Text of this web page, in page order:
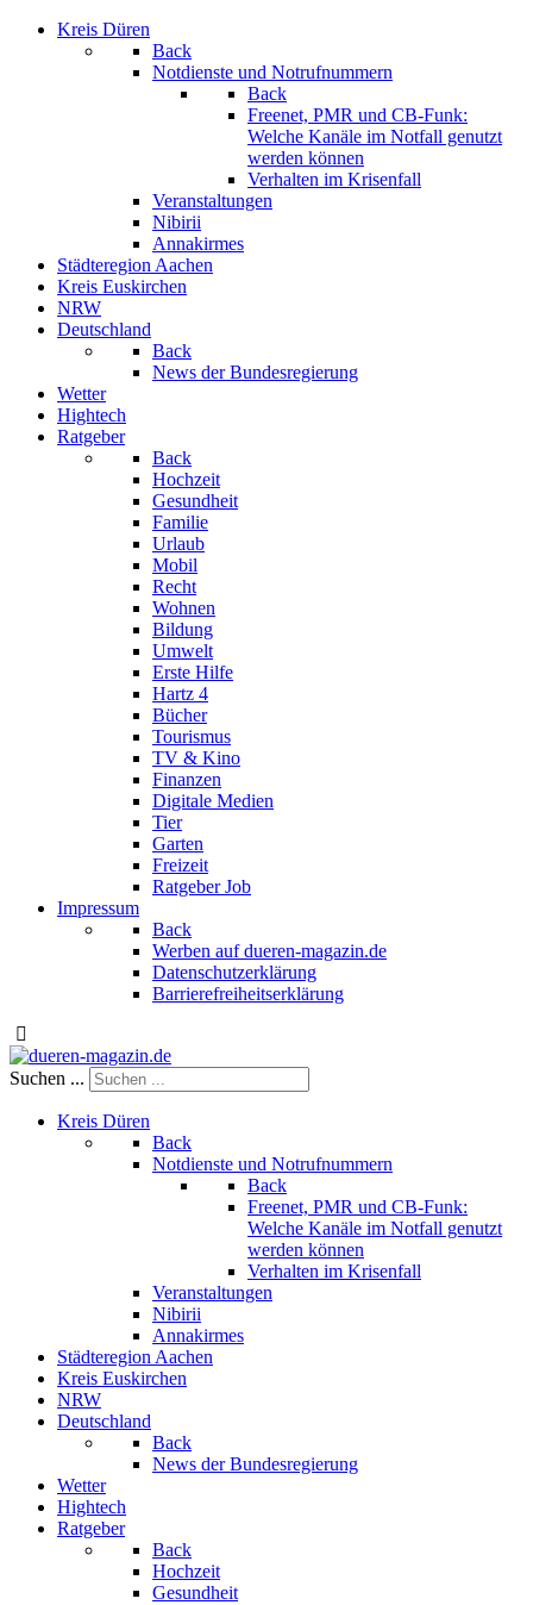
Kreis Düren
Back
Notdienste und Notrufnummern
Back
Freenet, PMR und CB-Funk:
Welche Kanäle im Notfall genutzt
werden können
Verhalten im Krisenfall
Veranstaltungen
Nibirii
Annakirmes
Städteregion Aachen
Kreis Euskirchen
NRW
Deutschland
Back
News der Bundesregierung
Wetter
Hightech
Ratgeber
Back
Hochzeit
Gesundheit
Familie
Urlaub
Mobil
Recht
Wohnen
Bildung
Umwelt
Erste Hilfe
Hartz 4
Bücher
Tourismus
TV & Kino
Finanzen
Digitale Medien
Tier
Garten
Freizeit
Ratgeber Job
Impressum
Back
Werben auf dueren-magazin.de
Datenschutzerklärung
Barrierefreiheitserklärung
Suchen ...
Kreis Düren
Back
Notdienste und Notrufnummern
Back
Freenet, PMR und CB-Funk:
Welche Kanäle im Notfall genutzt
werden können
Verhalten im Krisenfall
Veranstaltungen
Nibirii
Annakirmes
Städteregion Aachen
Kreis Euskirchen
NRW
Deutschland
Back
News der Bundesregierung
Wetter
Hightech
Ratgeber
Back
Hochzeit
Gesundheit